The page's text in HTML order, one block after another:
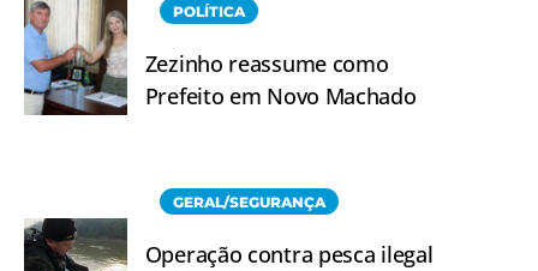
POLÍTICA
Zezinho reassume como
Prefeito em Novo Machado
GERAL/SEGURANÇA
Operação contra pesca ilegal